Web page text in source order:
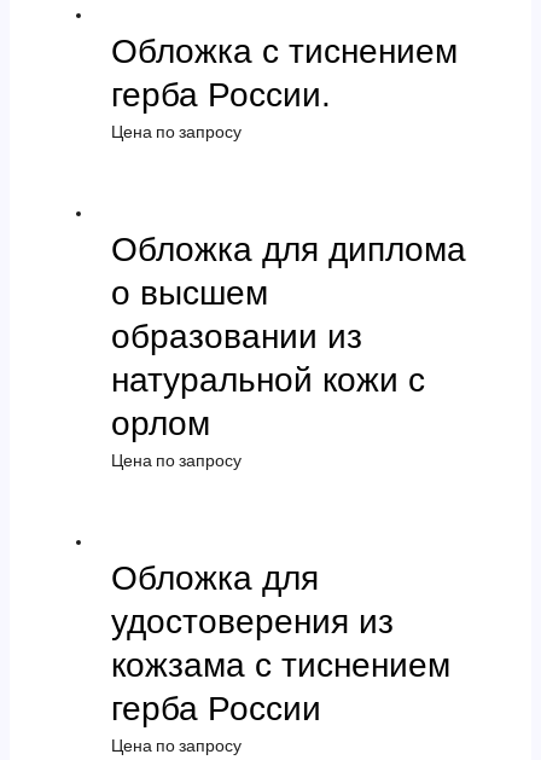
Обложка с тиснением
герба России.
Цена по запросу
Обложка для диплома
о высшем
образовании из
натуральной кожи с
орлом
Цена по запросу
Обложка для
удостоверения из
кожзама с тиснением
герба России
Цена по запросу